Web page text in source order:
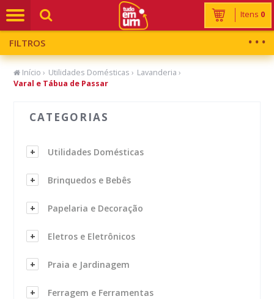
Itens 0
Início › Utilidades Domésticas › Lavanderia›
Varal e Tábua de Passar
CATEGORIAS
Utilidades Domésticas
Brinquedos e Bebês
Papelaria e Decoração
Eletros e Eletrônicos
Praia e Jardinagem
Ferragem e Ferramentas
FILTROS